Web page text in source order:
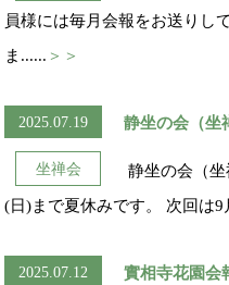
員様には毎月会報をお送りし
ま...... ＞＞
2025.07.19 静坐の会（坐
坐禅会
静坐の会（
(日)まで夏休みです。 次回は
2025.07.12 實相寺花園会